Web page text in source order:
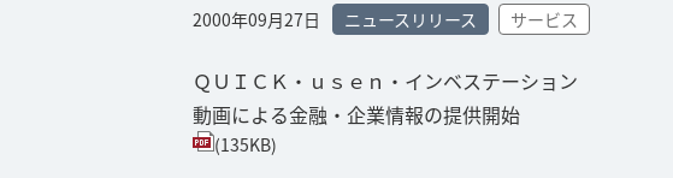
2000年09月27日 ニュースリリース サービス
ＱＵＩＣＫ・ｕｓｅｎ・インベステーション
動画による金融・企業情報の提供開始
(135KB)